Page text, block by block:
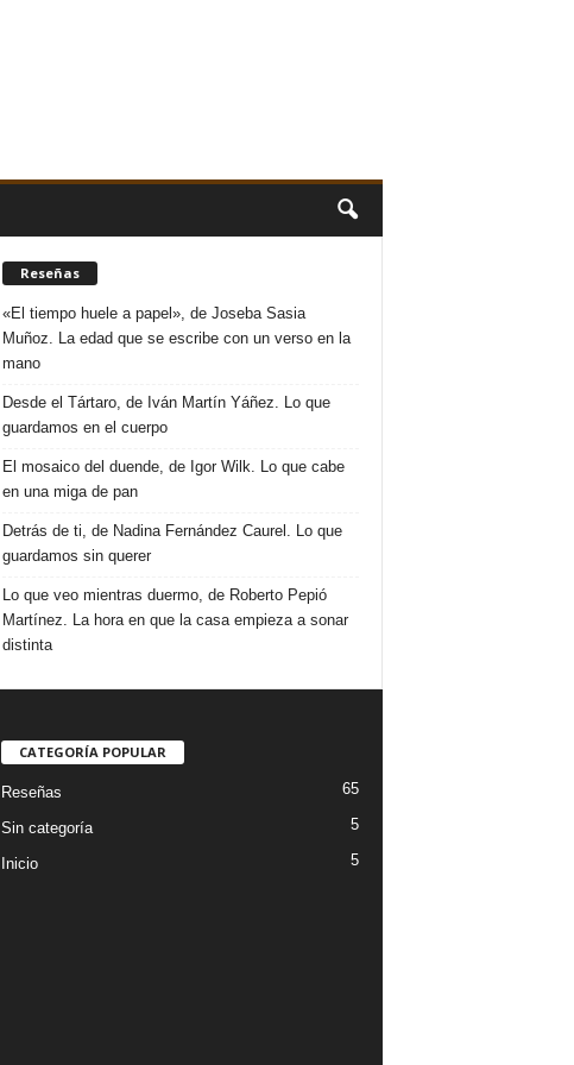
Reseñas
«El tiempo huele a papel», de Joseba Sasia
Muñoz. La edad que se escribe con un verso en la
mano
Desde el Tártaro, de Iván Martín Yáñez. Lo que
guardamos en el cuerpo
El mosaico del duende, de Igor Wilk. Lo que cabe
en una miga de pan
Detrás de ti, de Nadina Fernández Caurel. Lo que
guardamos sin querer
Lo que veo mientras duermo, de Roberto Pepió
Martínez. La hora en que la casa empieza a sonar
distinta
CATEGORÍA POPULAR
Reseñas 65
Sin categoría 5
Inicio 5